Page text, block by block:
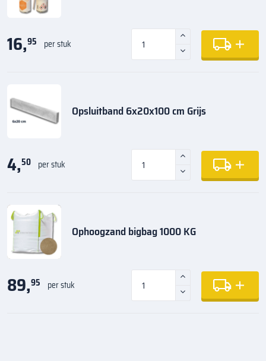
16,95 per stuk
Opsluitband 6x20x100 cm Grijs
4,50 per stuk
Ophoogzand bigbag 1000 KG
89,95 per stuk